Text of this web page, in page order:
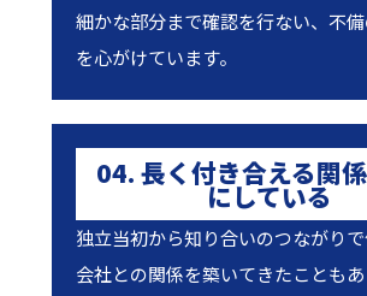
細かな部分まで確認を行ない、不
を心がけています。
04. 長く付き合える関
にしている
独立当初から知り合いのつながり
会社との関係を築いてきたことも